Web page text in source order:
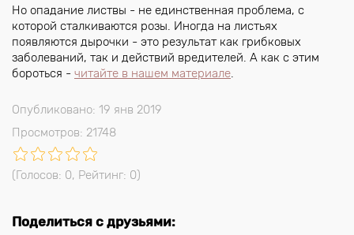
Но опадание листвы - не единственная проблема, с
которой сталкиваются розы. Иногда на листьях
появляются дырочки - это результат как грибковых
заболеваний, так и действий вредителей. А как с этим
бороться - читайте в нашем материале.
Опубликовано: 19 янв 2019
Просмотров: 21748
(Голосов: 0, Рейтинг: 0)
Поделиться с друзьями: